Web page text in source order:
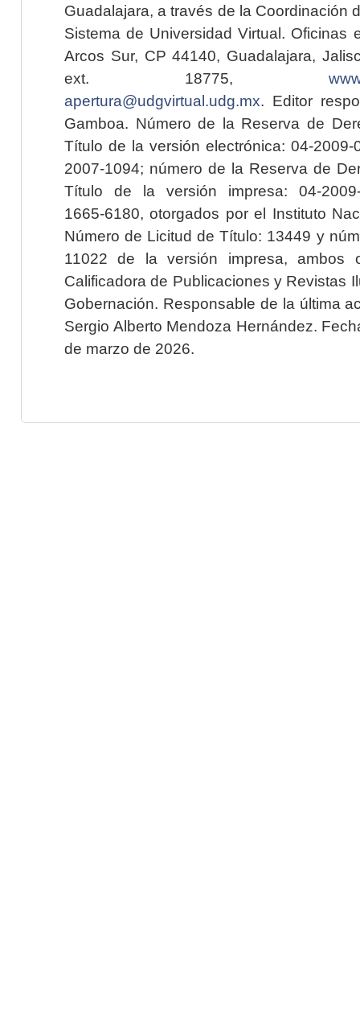
Guadalajara, a través de la Coordinación
Sistema de Universidad Virtual. Oficinas
Arcos Sur, CP 44140, Guadalajara,
ext. 18775,
apertura@udgvirtual.udg.mx. Editor
Gamboa. Número de la Reserva de
Título de la versión electrónica: 04-2009-
2007-1094; número de la Reserva de
Título de la versión impresa: 04-2009-
1665-6180, otorgados por el Instituto
Número de Licitud de Título: 13449 y
11022 de la versión impresa, ambos
Calificadora de Publicaciones y Revistas
Gobernación. Responsable de la última
Sergio Alberto Mendoza Hernández.
de marzo de 2026.